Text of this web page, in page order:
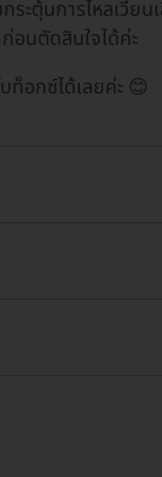
ะตุ้นการไหลเวีย
อนตัดสินใจได้ค่ะ
อกซ์ได้เลยค่ะ 😊